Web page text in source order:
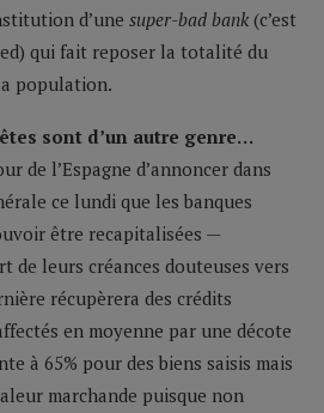
d’une super-bad bank (c’est
qui fait reposer la totalité du
population.
sont d’un autre genre…
de l’Espagne d’annoncer dans
ce lundi que les banques
être recapitalisées —
de leurs créances douteuses vers
récupèrera des crédits
en moyenne par une décote
à 65% pour des biens saisis mais
marchande puisque non